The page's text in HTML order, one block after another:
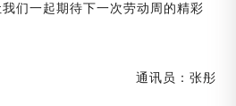
们一起期待下一次劳动周的精彩
通讯员：张彤